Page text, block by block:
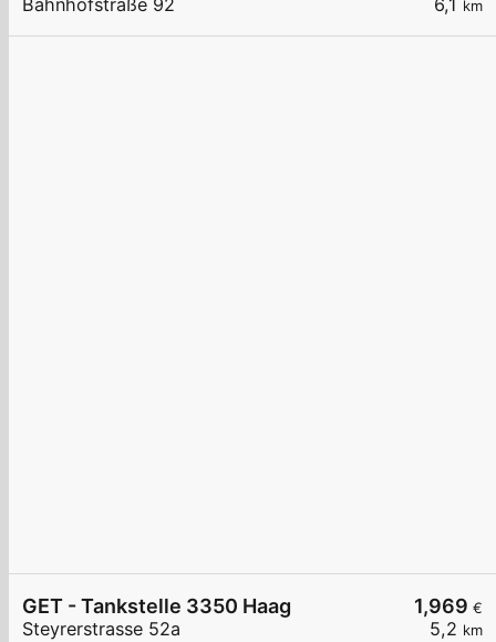
6,1 km
Bahnhofstraße 92
1,969 €
5,2 km
GET - Tankstelle 3350 Haag
Steyrerstrasse 52a